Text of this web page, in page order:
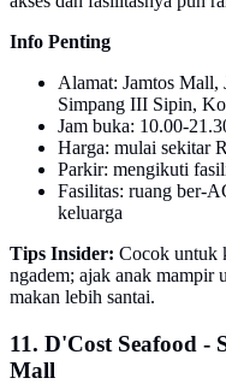
Info Penting
Alamat: Jamtos
Simpang III Sipin,
Jam buka: 10.00-
Harga: mulai sekitar
Parkir: mengikuti
Fasilitas: ruang ber-
keluarga
Tips Insider: Cocok untuk
ngadem; ajak anak mampir
makan lebih santai.
11. D'Cost Seafood -
Mall